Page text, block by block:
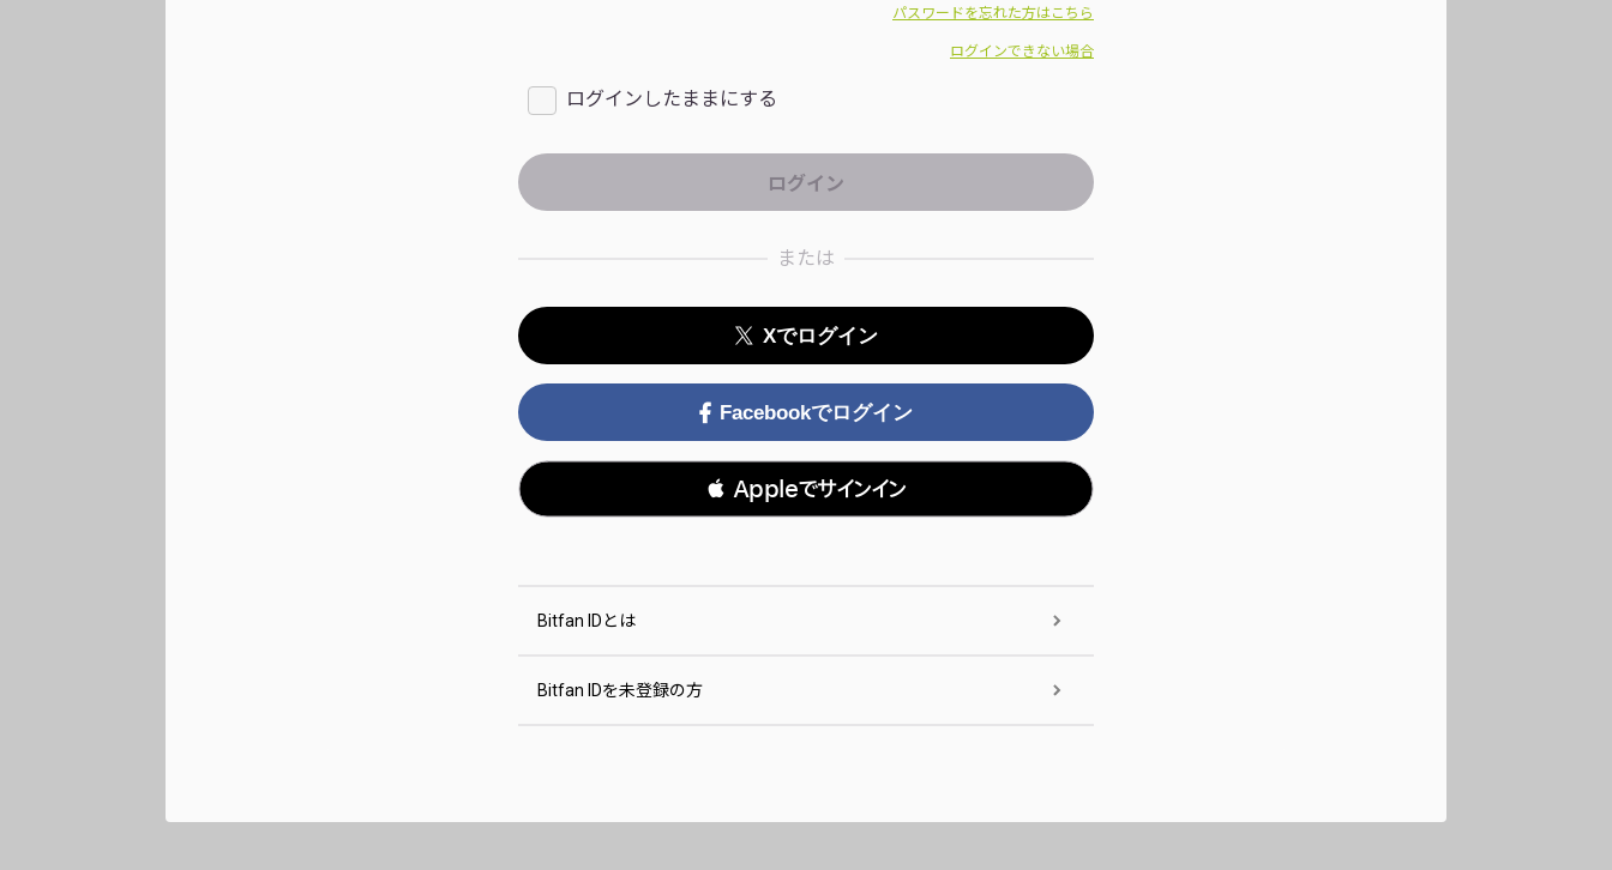
パスワードを忘れた方はこちら
ログインできない場合
ログインしたままにする
または
Xでログイン
Facebookでログイン
 Appleでサインイン
Bitfan IDとは
Bitfan IDを未登録の方